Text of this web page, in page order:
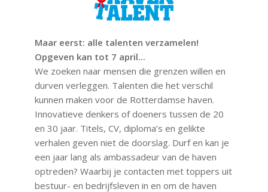
Maar eerst: alle talenten verzamelen!
Opgeven kan tot 7 april...
We zoeken naar mensen die grenzen willen en
durven verleggen. Talenten die het verschil
kunnen maken voor de Rotterdamse haven.
Innovatieve denkers of doeners tussen de 20
en 30 jaar. Titels, CV, diploma’s en gelikte
verhalen geven niet de doorslag. Durf en kan je
een jaar lang als ambassadeur van de haven
optreden? Waarbij je contacten met toppers uit
bestuur- en bedrijfsleven in en om de haven